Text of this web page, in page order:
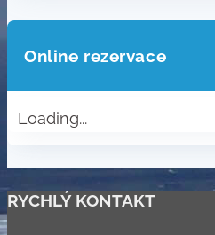
Online rezervace
Loading...
RYCHLÝ KONTAKT